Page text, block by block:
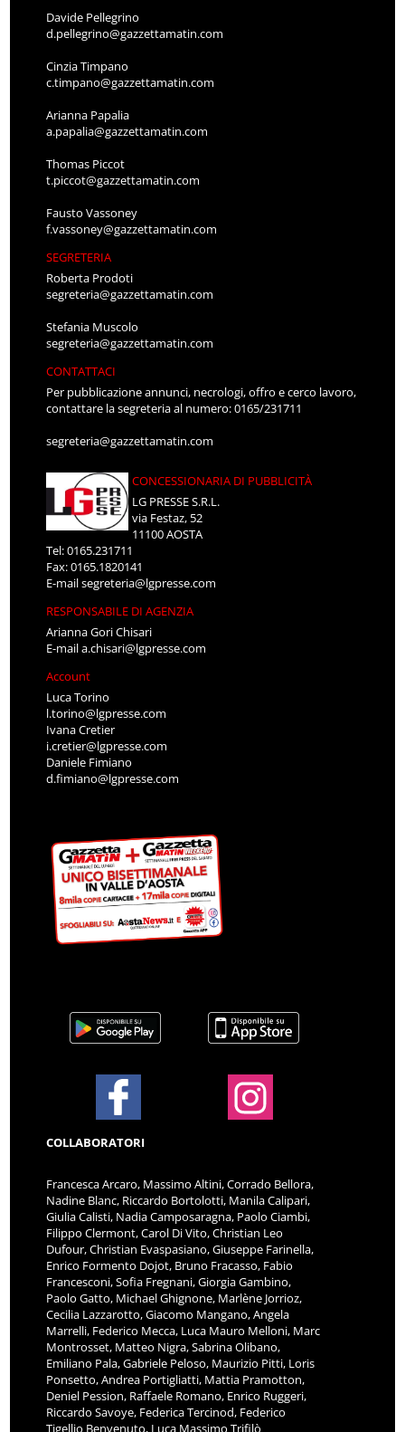
Davide Pellegrino
d.pellegrino@gazzettamatin.com
Cinzia Timpano
c.timpano@gazzettamatin.com
Arianna Papalia
a.papalia@gazzettamatin.com
Thomas Piccot
t.piccot@gazzettamatin.com
Fausto Vassoney
f.vassoney@gazzettamatin.com
SEGRETERIA
Roberta Prodoti
segreteria@gazzettamatin.com
Stefania Muscolo
segreteria@gazzettamatin.com
CONTATTACI
Per pubblicazione annunci, necrologi, offro e cerco lavoro,
contattare la segreteria al numero: 0165/231711
segreteria@gazzettamatin.com
CONCESSIONARIA DI PUBBLICITÀ
LG PRESSE S.R.L.
via Festaz, 52
11100 AOSTA
Tel: 0165.231711
Fax: 0165.1820141
E-mailsegreteria@lgpresse.com
RESPONSABILE DI AGENZIA
Arianna Gori Chisari
E-maila.chisari@lgpresse.com
Account
Luca Torino
l.torino@lgpresse.com
Ivana Cretier
i.cretier@lgpresse.com
Daniele Fimiano
d.fimiano@lgpresse.com
COLLABORATORI
Francesca Arcaro, Massimo Altini, Corrado Bellora,
Nadine Blanc, Riccardo Bortolotti, Manila Calipari,
Giulia Calisti, Nadia Camposaragna, Paolo Ciambi,
Filippo Clermont, Carol Di Vito, Christian Leo
Dufour, Christian Evaspasiano, Giuseppe Farinella,
Enrico Formento Dojot, Bruno Fracasso, Fabio
Francesconi, Sofia Fregnani, Giorgia Gambino,
Paolo Gatto, Michael Ghignone, Marlène Jorrioz,
Cecilia Lazzarotto, Giacomo Mangano, Angela
Marrelli, Federico Mecca, Luca Mauro Melloni, Marc
Montrosset, Matteo Nigra, Sabrina Olibano,
Emiliano Pala, Gabriele Peloso, Maurizio Pitti, Loris
Ponsetto, Andrea Portigliatti, Mattia Pramotton,
Deniel Pession, Raffaele Romano, Enrico Ruggeri,
Riccardo Savoye, Federica Tercinod, Federico
Tigellio Benvenuto, Luca Massimo Trifilò